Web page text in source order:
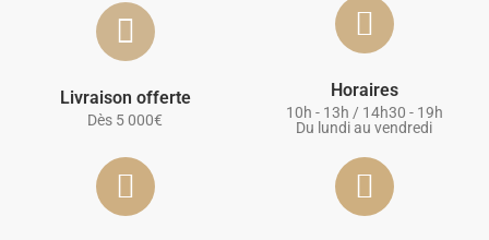
Livraison offerte
Dès 5 000€
Horaires
10h - 13h / 14h30 - 19h
Du lundi au vendredi